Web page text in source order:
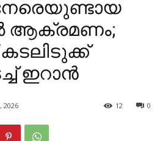
ആക്രമണം;
ഇറാന്‍
2026 0
12